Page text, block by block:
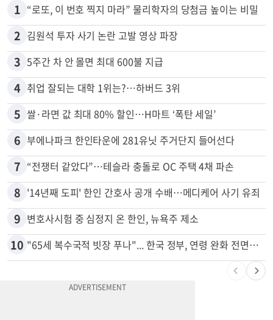
1 “로또, 이 번호 찍지 마라” 물리학자의 당첨금 높이는 비밀
2 김원석 투자 사기 논란 고발 영상 파장
3 5주간 차 안 몰면 최대 600불 지급
4 취업 잘되는 대학 1위는?…하버드 3위
5 쌀·라면 값 최대 80% 할인…H마트 ‘폭탄 세일’
6 부에나파크 한인타운에 281유닛 주거단지 들어선다
7 “전쟁터 같았다”…테슬라 충돌로 OC 주택 4채 파손
8 '14년째 도피' 한인 간호사 공개 수배…메디케어 사기 유죄
9 변호사시험 중 심정지 온 한인, 뉴욕주 제소
10 "65세 복수국적 빗장 푸나"... 한국 정부, 연령 완화 전면 추진